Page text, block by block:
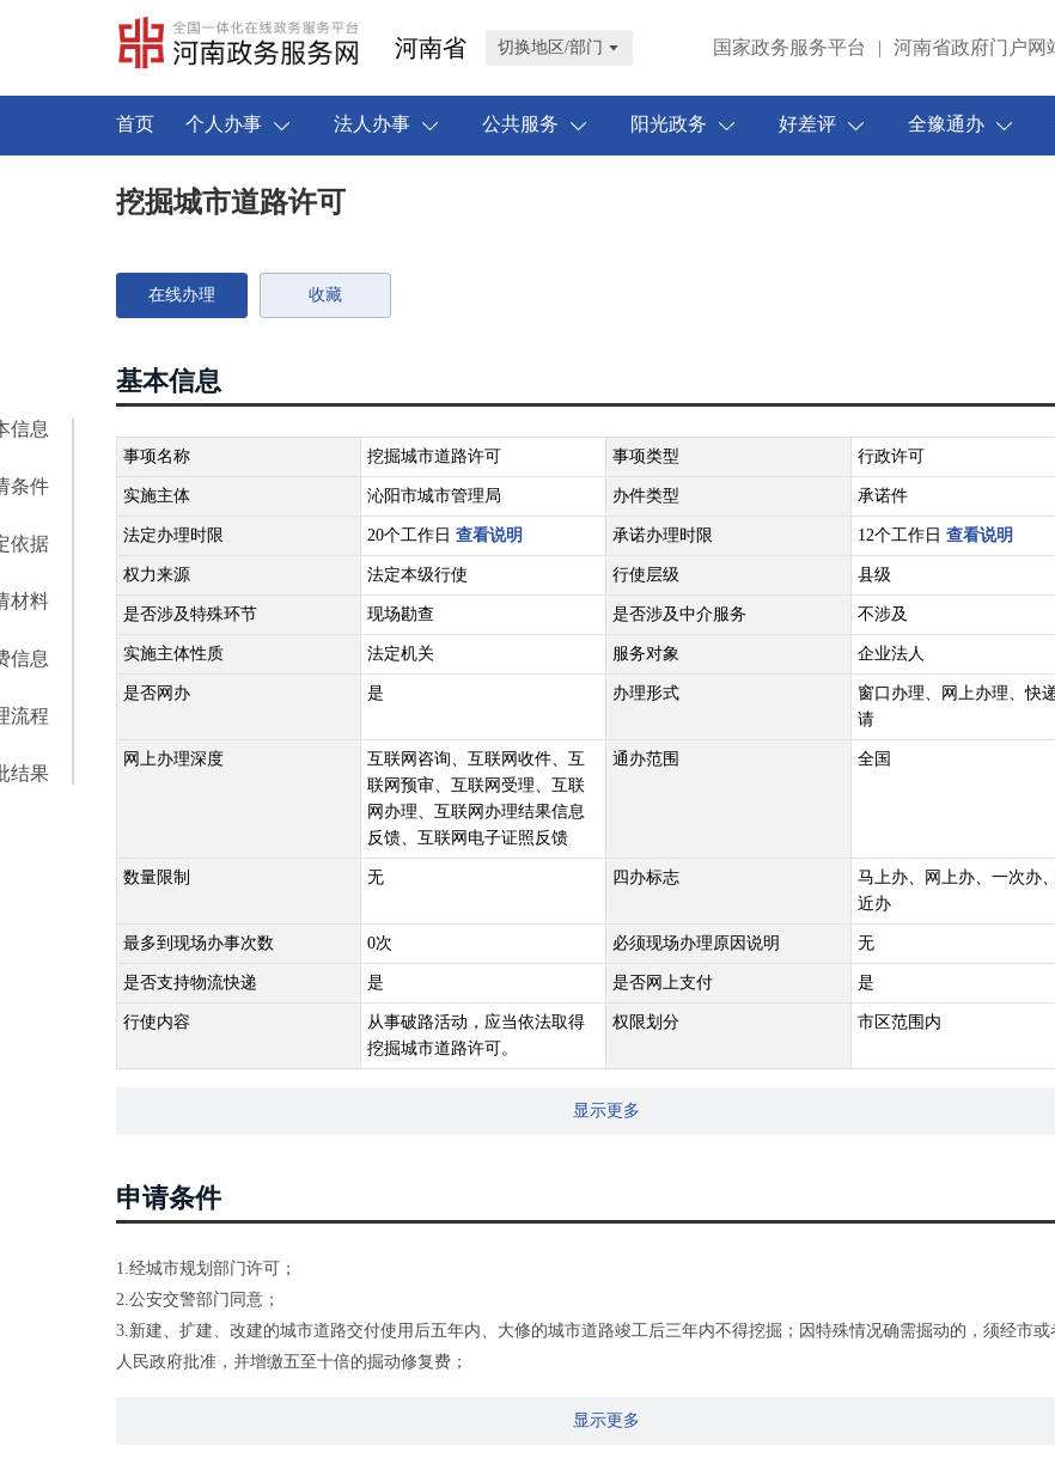
河南省 切换地区/部门 国家政务服务平台 | 河南省政府门户网
首页 个人办事 法人办事 公共服务 阳光政务 好差评 全豫通办
信息
条件
依据
材料
信息
流程
结果
挖掘城市道路许可
在线办理 收藏
基本信息
事项名称 挖掘城市道路许可 事项类型 行政许可
实施主体 沁阳市城市管理局 办件类型 承诺件
法定办理时限 20个工作日 查看说明 承诺办理时限 12个工作日 查看说明
权力来源 法定本级行使 行使层级 县级
是否涉及特殊环节 现场勘查 是否涉及中介服务 不涉及
实施主体性质 法定机关 服务对象 企业法人
是否网办 是 办理形式
窗口办理、网上办理、快
请
网上办理深度
互联网咨询、互联网收件、互
联网预审、互联网受理、互联
网办理、互联网办理结果信息
反馈、互联网电子证照反馈
通办范围 全国
数量限制 无 四办标志
马上办、网上办、一次办
近办
最多到现场办事次数 0次 必须现场办理原因说明 无
是否支持物流快递 是 是否网上支付 是
行使内容
从事破路活动，应当依法取得
挖掘城市道路许可。
权限划分 市区范围内
显示更多
申请条件
1.经城市规划部门许可；
2.公安交警部门同意；
3.新建、扩建、改建的城市道路交付使用后五年内、大修的城市道路竣工后三年内不得挖掘；因特殊情况确需掘动的，须经市或
人民政府批准，并增缴五至十倍的掘动修复费；
显示更多